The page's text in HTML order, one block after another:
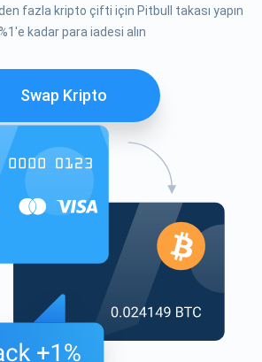
fazla kripto çifti için Pitbull takası yapın
kadar para iadesi alın
Swap Kripto